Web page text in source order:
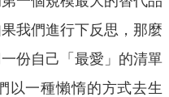
我們進行下反思，那麼
份自己「最愛」的清單
以一種懶惰的方式去生